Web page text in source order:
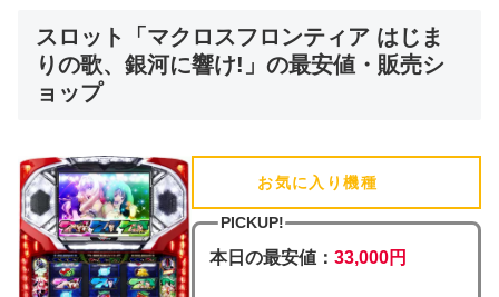
スロット「マクロスフロンティア はじま
りの歌、銀河に響け!」の最安値・販売シ
ョップ
お気に入り機種
PICKUP!
本日の最安値：33,000円